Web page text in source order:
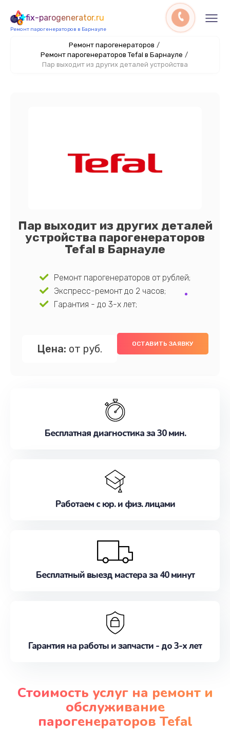
fix-parogenerator.ru
Ремонт парогенераторов в Барнауле
Ремонт парогенераторов /
Ремонт парогенераторов Tefal в Барнауле /
Пар выходит из других деталей устройства
Пар выходит из других деталей
устройства парогенераторов
Tefal в Барнауле
Ремонт парогенераторов от рублей;
Экспресс-ремонт до 2 часов;
Гарантия - до 3-х лет;
Цена: от руб. ОСТАВИТЬ ЗАЯВКУ
Бесплатная диагностика за 30 мин.
Работаем с юр. и физ. лицами
Бесплатный выезд мастера за 40 минут
Гарантия на работы и запчасти - до 3-х лет
Стоимость услуг на ремонт и
обслуживание
парогенераторов Tefal